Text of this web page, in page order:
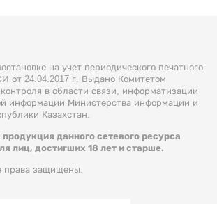
на учет периодического печатного
от 24.04.2017 г. Выдано Комитетом
контроля в области связи, информатизации
информации Министерства информации и
Казахстан.
данного сетевого ресурса
лиц, достигших 18 лет и старше.
права защищены.